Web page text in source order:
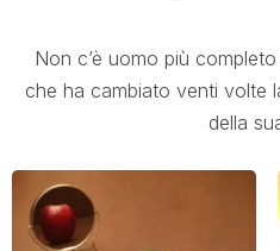
Non c’è uomo più
che ha cambiato venti volte
della